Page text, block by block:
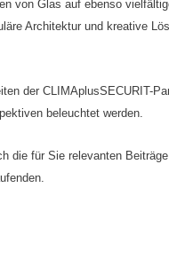
von Glas auf ebenso
Architektur und kreative
der CLIMAplusSECURIT-
beleuchtet werden.
die für Sie relevanten